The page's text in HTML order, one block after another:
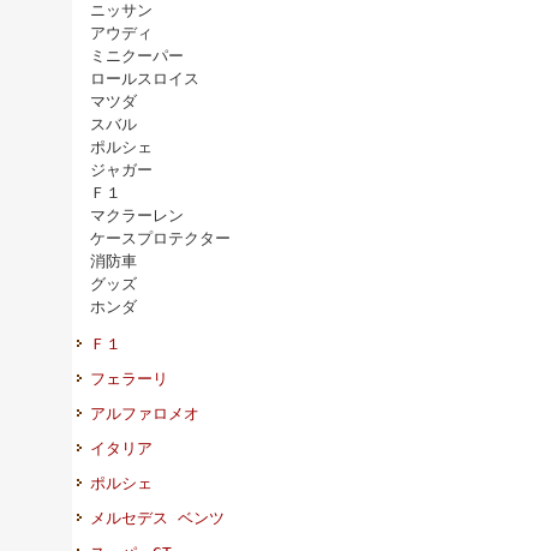
ニッサン
アウディ
ミニクーパー
ロールスロイス
マツダ
スバル
ポルシェ
ジャガー
Ｆ１
マクラーレン
ケースプロテクター
消防車
グッズ
ホンダ
Ｆ１
フェラーリ
アルファロメオ
イタリア
ポルシェ
メルセデス ベンツ